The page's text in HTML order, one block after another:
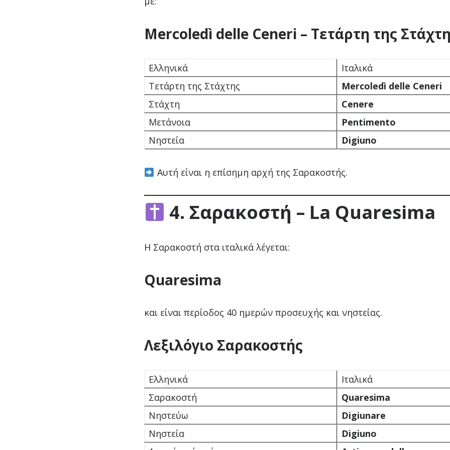
Mercoledì delle Ceneri – Τετάρτη της
Ελληνικά
Ιταλικά
Τετάρτη της Στάχτης
Mercoledì delle Ceneri
Στάχτη
Cenere
Μετάνοια
Pentimento
Νηστεία
Digiuno
Αυτή είναι η επίσημη αρχή της Σαρακοστής.
4. Σαρακοστή – La Quaresima
Η Σαρακοστή στα ιταλικά λέγεται:
Quaresima
και είναι περίοδος 40 ημερών προσευχής και νηστείας.
Λεξιλόγιο Σαρακοστής
Ελληνικά
Ιταλικά
Σαρακοστή
Quaresima
Νηστεύω
Digiunare
Νηστεία
Digiuno